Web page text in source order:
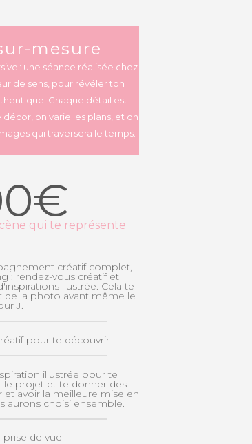
mesure
: une séance réalisée chez
de sens, pour révéler ton
Chaque détail est
on varie les plans, et on
qui traversera le temps.
qui te représente
créatif complet,
: rendez-vous créatif et
ilustrée. Cela te
de la photo avant même le
J.
pour te découvrir
illustrée pour te
le projet et te donner des
avoir la meilleure mise en
aurons choisi ensemble.
prise de vue